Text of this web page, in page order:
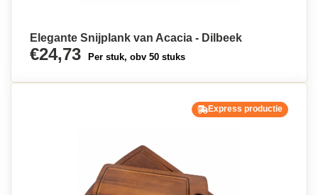
Elegante Snijplank van Acacia - Dilbeek
€24,73 Per stuk, obv 50 stuks
Express productie